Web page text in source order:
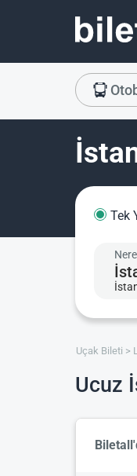
Tek
Uçak Bileti
Ucuz